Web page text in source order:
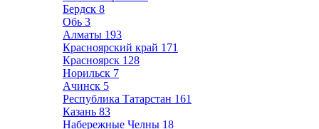
Бердск 8
Обь 3
Алматы 193
Красноярский край 171
Красноярск 128
Норильск 7
Ачинск 5
Республика Татарстан 161
Казань 83
Набережные Челны 18